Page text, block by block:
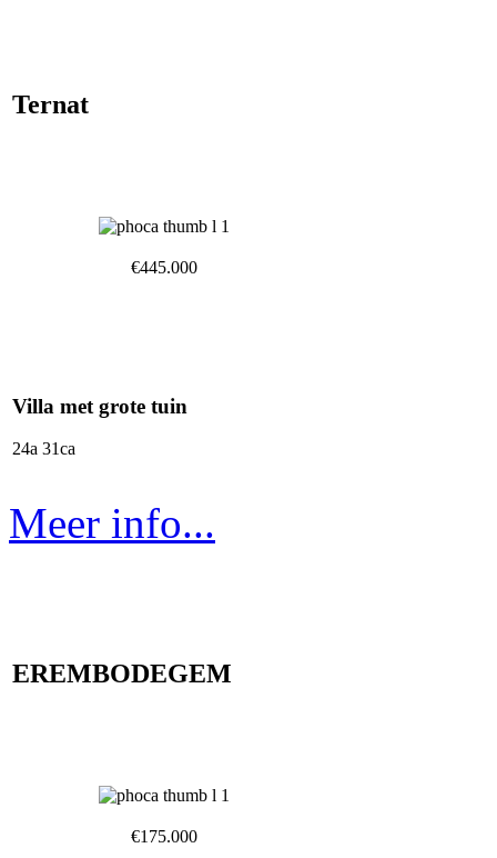
Ternat
€445.000
Villa met grote tuin
24a 31ca
Meer info...
EREMBODEGEM
€175.000